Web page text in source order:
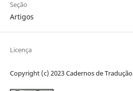
Seção
Artigos
Licença
Copyright (c) 2023 Cadernos de Tradução